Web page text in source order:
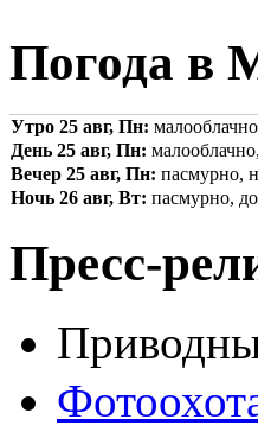
Погода в
Утро 25 авг, Пн:
День 25 авг, Пн:
Вечер 25 авг, Пн: пасмурно,
Ночь 26 авг, Вт: пасмурно,
Пресс-